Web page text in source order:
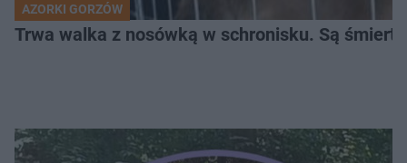
AZORKI GORZÓW
Trwa walka z nosówką w schronisku. Są